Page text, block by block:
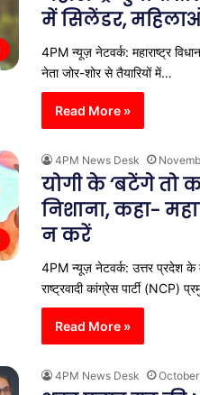
में सिलेंडर,
4PM न्यूज़ नेटवर्क: महाराष्ट्र
नेता जोर-शोर से तैयारियों में…
Read More »
4PM News Desk
योगी के ‘बटेंगे तो
निशाना, कहा-
न करें
4PM न्यूज़ नेटवर्क: उत्तर प्रदेश के
राष्ट्रवादी कांग्रेस पार्टी (NCP)
Read More »
4PM News Desk